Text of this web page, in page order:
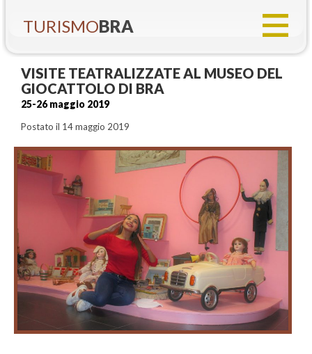
TURISMOBRA
VISITE TEATRALIZZATE AL MUSEO DEL
GIOCATTOLO DI BRA
25-26 maggio 2019
Postato il 14 maggio 2019